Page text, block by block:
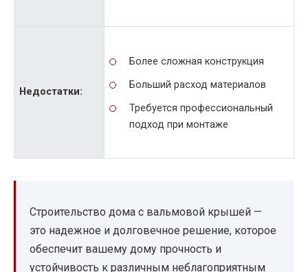
Недостатки:
Более сложная конструкция
Больший расход материалов
Требуется профессиональный
подход при монтаже
Строительство дома с вальмовой крышей —
это надежное и долговечное решение, которое
обеспечит вашему дому прочность и
устойчивость к различным неблагоприятным